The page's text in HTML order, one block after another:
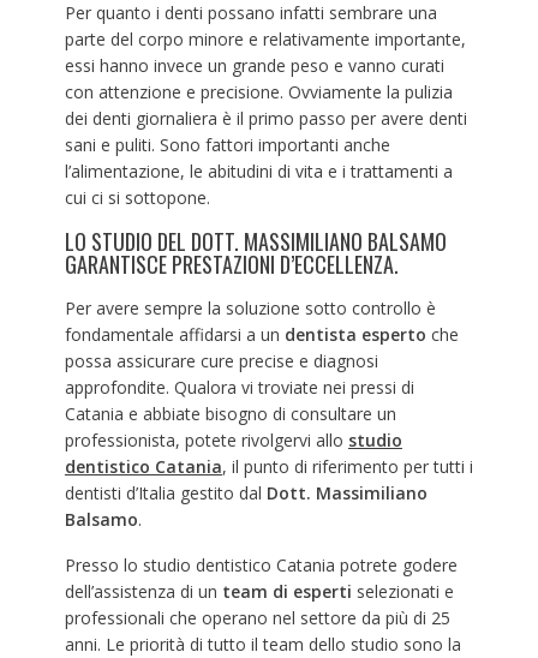
Per quanto i denti possano infatti sembrare una
parte del corpo minore e relativamente importante,
essi hanno invece un grande peso e vanno curati
con attenzione e precisione. Ovviamente la pulizia
dei denti giornaliera è il primo passo per avere denti
sani e puliti. Sono fattori importanti anche
l’alimentazione, le abitudini di vita e i trattamenti a
cui ci si sottopone.
LO STUDIO DEL DOTT. MASSIMILIANO BALSAMO
GARANTISCE PRESTAZIONI D’ECCELLENZA.
Per avere sempre la soluzione sotto controllo è
fondamentale affidarsi a un dentista esperto che
possa assicurare cure precise e diagnosi
approfondite. Qualora vi troviate nei pressi di
Catania e abbiate bisogno di consultare un
professionista, potete rivolgervi allo studio
dentistico Catania, il punto di riferimento per tutti i
dentisti d’Italia gestito dal Dott. Massimiliano
Balsamo.
Presso lo studio dentistico Catania potrete godere
dell’assistenza di un team di esperti selezionati e
professionali che operano nel settore da più di 25
anni. Le priorità di tutto il team dello studio sono la